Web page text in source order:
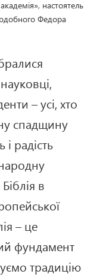
настоятель
Федора
– усі, хто
спадщину
і радість
в
– це
фундамент
традицію